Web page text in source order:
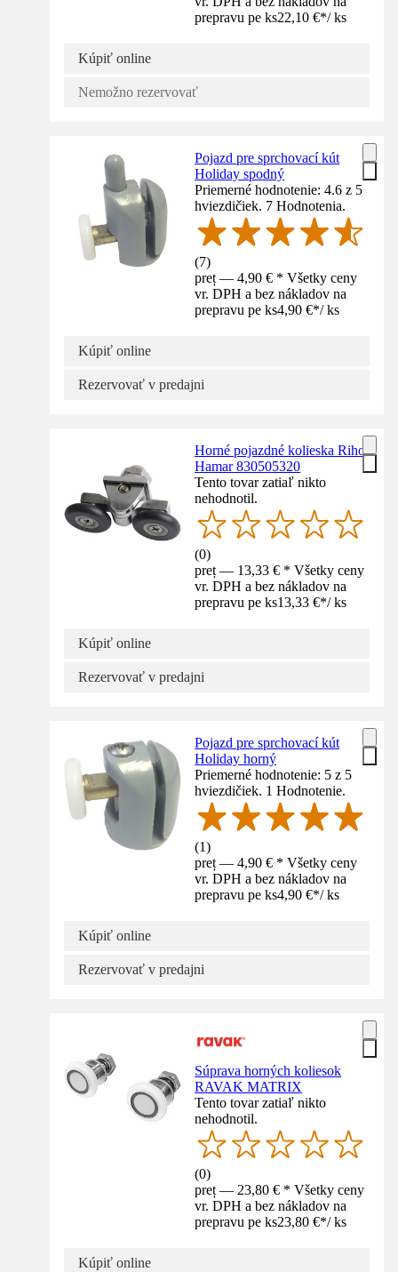
prepravu pe ks22,10 €*/ ks
Kúpiť online
Nemožno rezervovať
Pojazd pre sprchovací kút
Holiday spodný
Priemerné hodnotenie: 4.6 z 5
hviezdičiek. 7 Hodnotenia.
(7)
preț — 4,90 € * Všetky ceny
vr. DPH a bez nákladov na
prepravu pe ks4,90 €*/ ks
Kúpiť online
Rezervovať v predajni
Horné pojazdné kolieska Riho
Hamar 830505320
Tento tovar zatiaľ nikto
nehodnotil.
(0)
preț — 13,33 € * Všetky ceny
vr. DPH a bez nákladov na
prepravu pe ks13,33 €*/ ks
Kúpiť online
Rezervovať v predajni
Pojazd pre sprchovací kút
Holiday horný
Priemerné hodnotenie: 5 z 5
hviezdičiek. 1 Hodnotenie.
(1)
preț — 4,90 € * Všetky ceny
vr. DPH a bez nákladov na
prepravu pe ks4,90 €*/ ks
Kúpiť online
Rezervovať v predajni
Súprava horných koliesok
RAVAK MATRIX
Tento tovar zatiaľ nikto
nehodnotil.
(0)
preț — 23,80 € * Všetky ceny
vr. DPH a bez nákladov na
prepravu pe ks23,80 €*/ ks
Kúpiť online